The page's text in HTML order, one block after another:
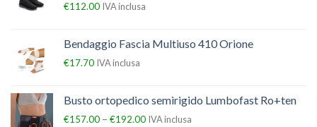
€112.00 IVA inclusa
Bendaggio Fascia Multiuso 410 Orione
€17.70 IVA inclusa
Busto ortopedico semirigido Lumbofast Ro+ten
€157.00 – €192.00 IVA inclusa